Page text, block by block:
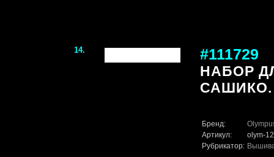
14. #111729
НАБОР
САШИКО.
Бренд:
Артикул:
olym-12
Рубрикатор: